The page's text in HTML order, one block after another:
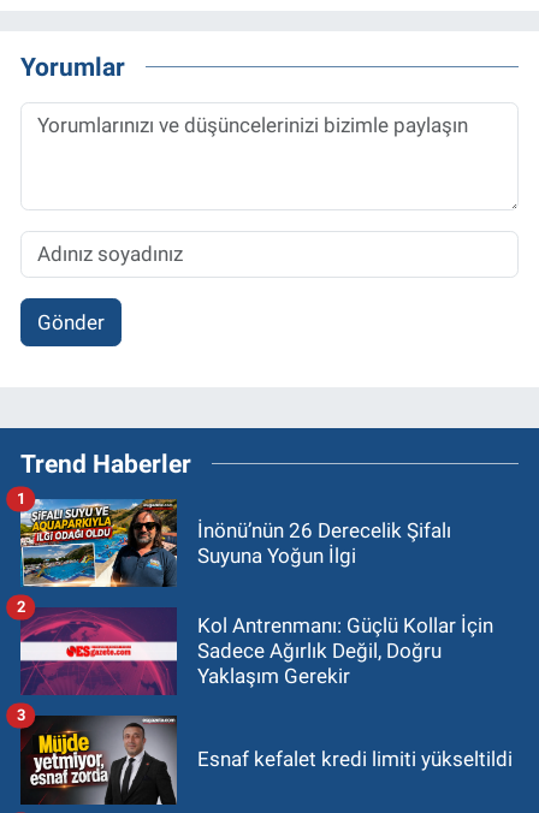
Yorumlar
Gönder
Trend Haberler
İnönü’nün 26 Derecelik Şifalı
Suyuna Yoğun İlgi
1
Kol Antrenmanı: Güçlü Kollar İçin
Sadece Ağırlık Değil, Doğru
Yaklaşım Gerekir
2
Esnaf kefalet kredi limiti yükseltildi
3